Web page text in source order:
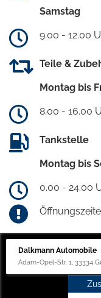
Samstag
9.00 - 12.00
Teile &
Montag bis
8.00 - 16.00
Tankstelle
Montag bis
0.00 - 24.00
Dalkmann Automobile
Adam-Opel-Str. 1, 33334